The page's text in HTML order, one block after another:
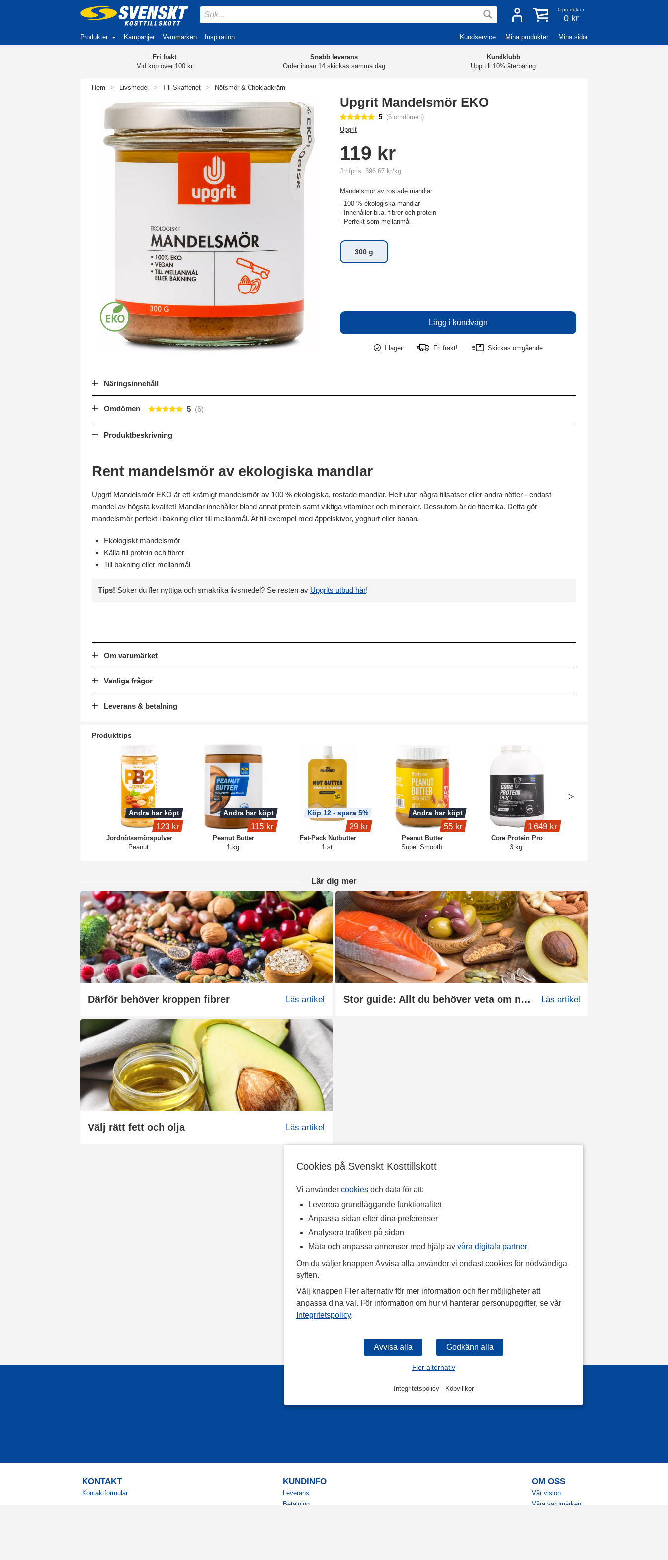
Cookies på Svenskt Kosttillskott
Vi använder cookies och data för att:
Leverera grundläggande funktionalitet
Anpassa sidan efter dina preferenser
Analysera trafiken på sidan
Mäta och anpassa annonser med hjälp av våra digitala partner
Om du väljer knappen Avvisa alla använder vi endast cookies för nödvändiga
syften.
Välj knappen Fler alternativ för mer information och fler möjligheter att
anpassa dina val. För information om hur vi hanterar personuppgifter, se vår
Integritetspolicy.
Fler alternativ
Integritetspolicy- Köpvillkor
0 produkter
0 kr
Produkter Kampanjer Varumärken Inspiration Kundservice Mina produkter Mina sidor
Fri frakt
Vid köp över 100 kr
Snabb leverans
Order innan 14 skickas samma dag
Kundklubb
Upp till 10% återbäring
Hem > Livsmedel > Till Skafferiet > Nötsmör & Chokladkräm
Upgrit Mandelsmör EKO
5 (6 omdömen)
Upgrit
119 kr
Jmfpris: 396,67 kr/kg
Mandelsmör av rostade mandlar.
- 100 % ekologiska mandlar
- Innehåller bl.a. fibrer och protein
- Perfekt som mellanmål
300 g
I lager Fri frakt! Skickas omgående
Näringsinnehåll
Omdömen 5
Produktbeskrivning
Rent mandelsmör av ekologiska mandlar
Upgrit Mandelsmör EKO är ett krämigt mandelsmör av 100 % ekologiska, rostade mandlar. Helt utan några tillsatser eller andra nötter - endast
mandel av högsta kvalitet! Mandlar innehåller bland annat protein samt viktiga vitaminer och mineraler. Dessutom är de fiberrika. Detta gör
mandelsmör perfekt i bakning eller till mellanmål. Ät till exempel med äppelskivor, yoghurt eller banan.
Ekologiskt mandelsmör
Källa till protein och fibrer
Till bakning eller mellanmål
Tips! Söker du fler nyttiga och smakrika livsmedel? Se resten av Upgrits utbud här!
Om varumärket
Vanliga frågor
Leverans & betalning
Produkttips
Jordnötssmörspulver
Peanut
Andra har köpt
123 kr
Peanut Butter
1 kg
Andra har köpt
115 kr
Fat-Pack Nutbutter
1 st
Köp 12 - spara 5%
29 kr
Peanut Butter
Super Smooth
Andra har köpt
55 kr
Core Protein Pro
3 kg
1 649 kr
Lär dig mer
Därför behöver kroppen fibrer Läs artikel Stor guide: Allt du behöver veta om nyttigt fett Läs artikel
Välj rätt fett och olja Läs artikel
KONTAKT
Kontaktformulär
KUNDINFO
Leverans
Betalning
OM OSS
Vår vision
Våra varumärken